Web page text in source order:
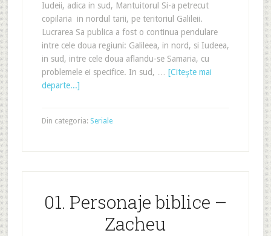
Iudeii, adica in sud, Mantuitorul Si-a petrecut
copilaria in nordul tarii, pe teritoriul Galileii.
Lucrarea Sa publica a fost o continua pendulare
intre cele doua regiuni: Galileea, in nord, si Iudeea,
in sud, intre cele doua aflandu-se Samaria, cu
problemele ei specifice. In sud, … [Citeşte mai
departe...]
Din categoria: Seriale
01. Personaje biblice –
Zacheu